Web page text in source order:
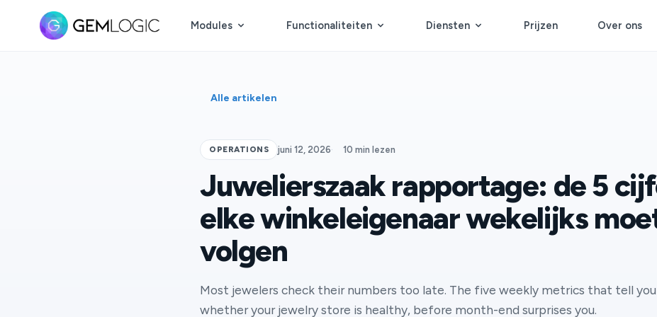
Modules Functionaliteiten Diensten Prijzen Over ons
Alle artikelen
OPERATIONS juni 12, 2026· 10 min lezen
Juwelierszaak rapportage: de 5
elke winkeleigenaar wekelijks
volgen
Most jewelers check their numbers too late. The five weekly metrics that tell you
whether your jewelry store is healthy, before month-end surprises you.